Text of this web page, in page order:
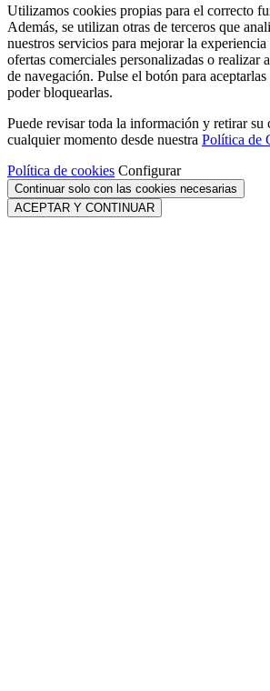
Utilizamos cookies propias para el correcto
Además, se utilizan otras de terceros que
nuestros servicios para mejorar la
ofertas comerciales personalizadas o realizar
de navegación. Pulse el botón para
poder bloquearlas.
Puede revisar toda la información y retirar su
cualquier momento desde nuestra Política de
Política de cookies Configurar
Continuar solo con las cookies necesarias
ACEPTAR Y CONTINUAR